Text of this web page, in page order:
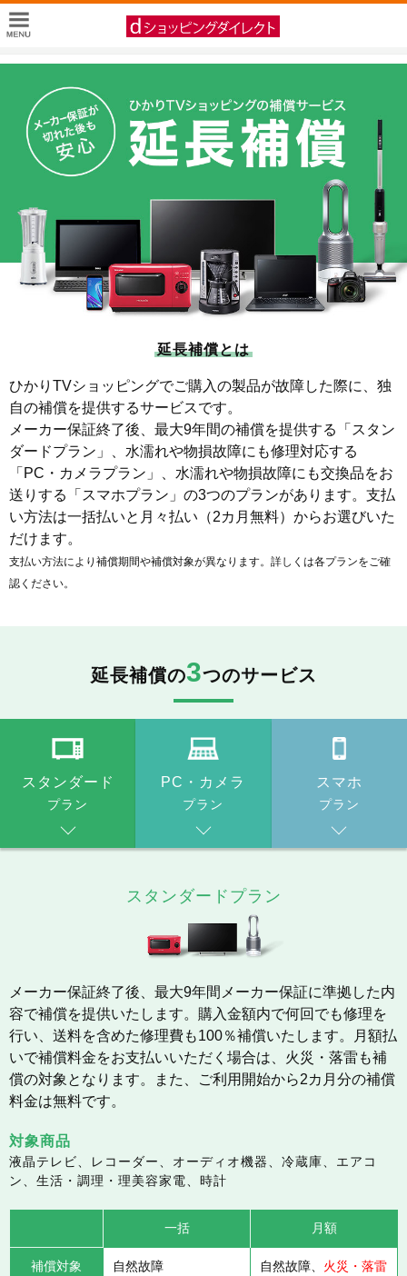
延長補償とは
ひかりTVショッピングでご購入の製品が故障した際に、独
自の補償を提供するサービスです。
メーカー保証終了後、最大9年間の補償を提供する「スタン
ダードプラン」、水濡れや物損故障にも修理対応する
「PC・カメラプラン」、水濡れや物損故障にも交換品をお
送りする「スマホプラン」の3つのプランがあります。支払
い方法は一括払いと月々払い（2カ月無料）からお選びいた
だけます。
支払い方法により補償期間や補償対象が異なります。詳しくは各プランをご確
認ください。
延長補償の3つのサービス
スタンダード
プラン
PC・カメラ
プラン
スマホ
プラン
スタンダードプラン
メーカー保証終了後、最大9年間メーカー保証に準拠した内
容で補償を提供いたします。購入金額内で何回でも修理を
行い、送料を含めた修理費も100％補償いたします。月額払
いで補償料金をお支払いいただく場合は、火災・落雷も補
償の対象となります。また、ご利用開始から2カ月分の補償
料金は無料です。
対象商品
液晶テレビ、レコーダー、オーディオ機器、冷蔵庫、エアコ
ン、生活・調理・理美容家電、時計
一括 月額
補償対象 自然故障 自然故障、 火災・落雷